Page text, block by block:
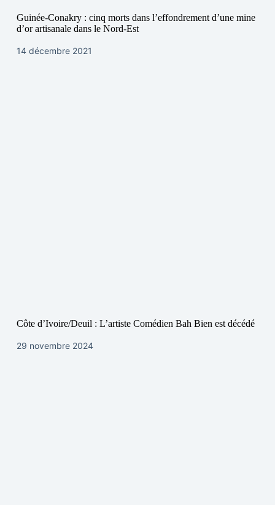
Guinée-Conakry : cinq morts dans l’effondrement d’une mine
d’or artisanale dans le Nord-Est
14 décembre 2021
Côte d’Ivoire/Deuil : L’artiste Comédien Bah Bien est décédé
29 novembre 2024